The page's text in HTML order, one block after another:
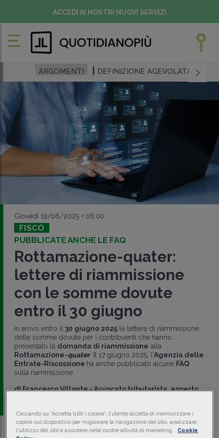
ACCEDI AI NOSTRI NUOVI SERVIZI
ARGOMENTI DEFINIZIONE AGEVOLATA
Giovedì 19/06/2025 • 06:00
FISCO
PUBBLICATE ANCHE LE FAQ
Rottamazione-quater:
lettere di riammissione
con le somme dovute
entro il 30 giugno
In arrivo entro il 30 giugno 2025le lettere di riammissione
delle somme dovute per i contribuenti che hanno
presentato la domanda di riammissione alla
Rottamazione-quater. Il 17 giugno 2025, l'Agenzia delle
Entrate-Riscossione ha anche pubblicato alcune FAQ
sulla riammissione.
diFrancesco Villante-Avvocato tributarista, esperto
Cliccando su “Accetta tutti i cookie”, l'utente accetta di memorizzare i
cookie sul dispositivo per migliorare la navigazione del sito, analizzare
l'utilizzo del sito e assistere nelle nostre attività di marketing.
Cookie